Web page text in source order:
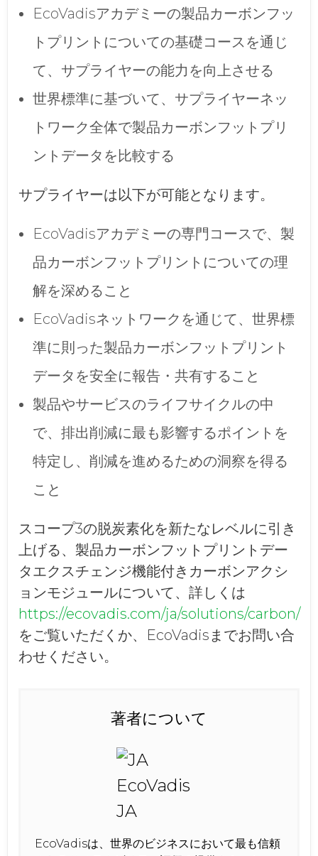
EcoVadisアカデミーの製品カーボンフッ
トプリントについての基礎コースを通じ
て、サプライヤーの能力を向上させる
世界標準に基づいて、サプライヤーネッ
トワーク全体で製品カーボンフットプリ
ントデータを比較する
サプライヤーは以下が可能となります。
EcoVadisアカデミーの専門コースで、製
品カーボンフットプリントについての理
解を深めること
EcoVadisネットワークを通じて、世界標
準に則った製品カーボンフットプリント
データを安全に報告・共有すること
製品やサービスのライフサイクルの中
で、排出削減に最も影響するポイントを
特定し、削減を進めるための洞察を得る
こと
スコープ3の脱炭素化を新たなレベルに引き
上げる、製品カーボンフットプリントデー
タエクスチェンジ機能付きカーボンアクシ
ョンモジュールについて、詳しくは
https://ecovadis.com/ja/solutions/carbon/
をご覧いただくか、EcoVadisまでお問い合
わせください。
著者について
EcoVadisは、世界のビジネスにおいて最も信頼